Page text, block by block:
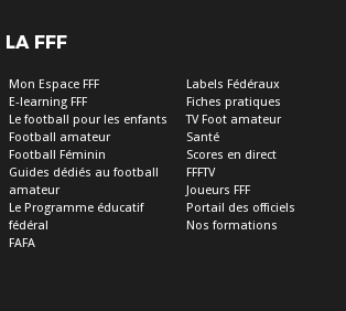
LA FFF
Mon Espace FFF
E-learning FFF
Le football pour les enfants
Football amateur
Football Féminin
Guides dédiés au football
amateur
Le Programme éducatif
fédéral
FAFA
Labels Fédéraux
Fiches pratiques
TV Foot amateur
Santé
Scores en direct
FFFTV
Joueurs FFF
Portail des officiels
Nos formations